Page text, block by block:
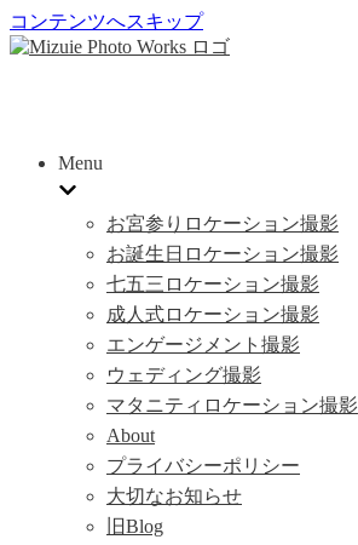
コンテンツへスキップ
Menu
お宮参りロケーション撮影
お誕生日ロケーション撮影
七五三ロケーション撮影
成人式ロケーション撮影
エンゲージメント撮影
ウェディング撮影
マタニティロケーション撮影
About
プライバシーポリシー
大切なお知らせ
旧Blog